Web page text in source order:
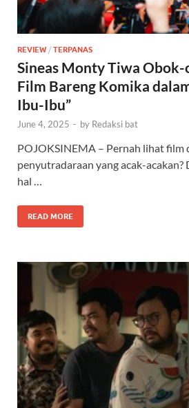
REVIEW / TERPANAS
Sineas Monty Tiwa
Film Bareng Komika
Ibu-Ibu”
June 4, 2025 - by Redaksi bat
POJOKSINEMA – Pernah lihat film
penyutradaraan yang acak-acakan?
hal …
READ MORE